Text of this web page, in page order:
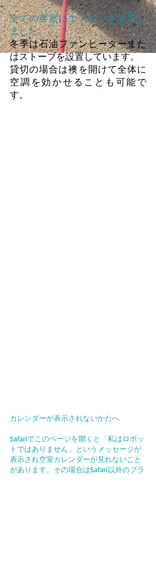
全ての客室にエアコンを設置し
ました。
冬季は石油ファンヒーターまた
はストーブを設置しています。
貸切の場合は襖を開けて全体に
空調を効かせることも可能で
す。
カレンダーが表示されないかたへ
Safariでこのページを開くと「私はロボッ
トではありません」というメッセージが
表示され空室カレンダーが見れないこと
があります。その場合はSafari以外のブラ